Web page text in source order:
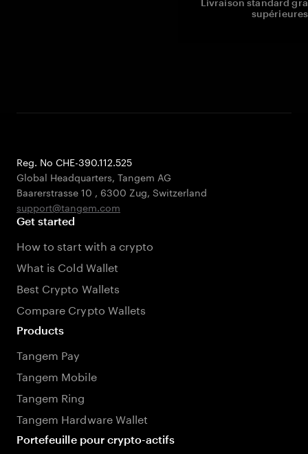
Livraison standard
Reg. No CHE-390.112.525
Global Headquarters, Tangem AG
Baarerstrasse 10 , 6300 Zug, Switzerland
support@tangem.com
Get started
How to start with a crypto
What is Cold Wallet
Best Crypto Wallets
Compare Crypto Wallets
Products
Tangem Pay
Tangem Mobile
Tangem Ring
Tangem Hardware Wallet
Portefeuille pour crypto-actifs